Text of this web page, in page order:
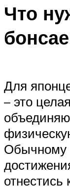
Что
Для
– это
Обычному